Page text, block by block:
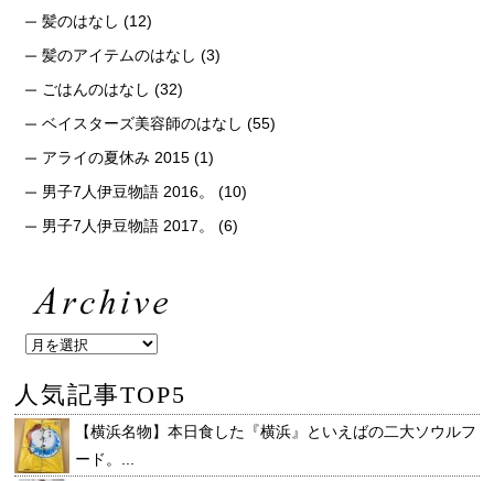
髪のはなし (12)
髪のアイテムのはなし (3)
ごはんのはなし (32)
ベイスターズ美容師のはなし (55)
アライの夏休み 2015 (1)
男子7人伊豆物語 2016。
(10)
男子7人伊豆物語 2017。
(6)
人気記事TOP5
【横浜名物】本日食した『横浜』といえばの二大ソウルフ
ード。...